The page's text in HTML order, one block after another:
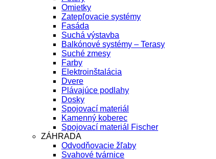
Omietky
Zatepľovacie systémy
Fasáda
Suchá výstavba
Balkónové systémy – Terasy
Suché zmesy
Farby
Elektroinštalácia
Dvere
Plávajúce podlahy
Dosky
Spojovací materiál
Kamenný koberec
Spojovací materiál Fischer
ZÁHRADA
Odvodňovacie žľaby
Svahové tvárnice